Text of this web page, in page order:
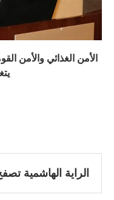
الأمن الغذائي والأمن
الراية الهاشمية